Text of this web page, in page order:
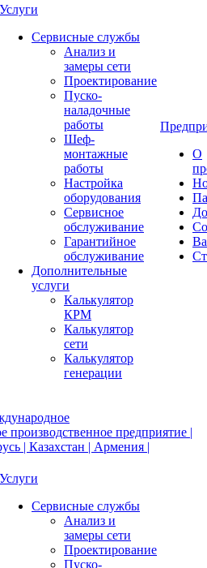
Услуги
Сервисные службы
Анализ и
замеры сети
Проектирование
Пуско-
наладочные
работы
Шеф-
монтажные
работы
Настройка
оборудования
Сервисное
обслуживание
Гарантийное
обслуживание
Дополнительные
услуги
Калькулятор
КРМ
Калькулятор
сети
Калькулятор
генерации
О
Услуги
Сервисные службы
Анализ и
замеры сети
Проектирование
Пуско-